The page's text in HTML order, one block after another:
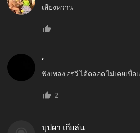
เสียงหวาน
‘
ฟังเพลง อรวี ได้ตลอด ไม่เคยเบื่อ
2
บุปผา เกียล่น